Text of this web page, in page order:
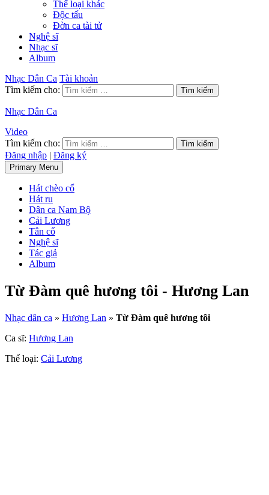
Thể loại khác
Độc tấu
Đờn ca tài tử
Nghệ sĩ
Nhạc sĩ
Album
Nhạc Dân Ca Tài khoản
Tìm kiếm cho:
Nhạc Dân Ca
Video
Tìm kiếm cho:
Đăng nhập | Đăng ký
Primary Menu
Hát chèo cổ
Hát ru
Dân ca Nam Bộ
Cải Lương
Tân cổ
Nghệ sĩ
Tác giả
Album
Từ Đàm quê hương tôi - Hương Lan
Nhạc dân ca » Hương Lan » Từ Đàm quê hương tôi
Ca sĩ: Hương Lan
Thể loại: Cải Lương